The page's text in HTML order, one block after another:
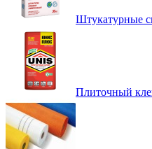
Штукатурные
Плиточный